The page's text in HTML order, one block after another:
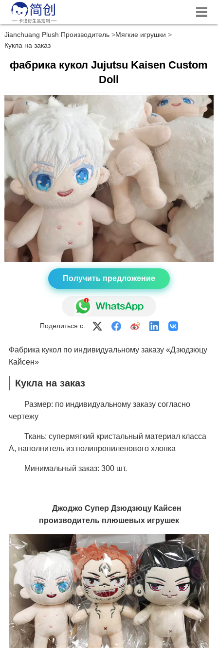
Jianchuang Plush Производитель
Мягкие игрушки
Кукла на заказ
фабрика кукол Jujutsu Kaisen Custom
Doll
Получить предложение
Поделиться с:
Фабрика кукол по индивидуальному заказу «Дзюдзюцу
Кайсен»
Кукла на заказ
Размер: по индивидуальному заказу согласно
чертежу
Ткань: супермягкий кристальный материал класса
А, наполнитель из полипропиленового хлопка
Минимальный заказ: 300 шт.
Джоджо Супер Дзюдзюцу Кайсен
производитель плюшевых игрушек